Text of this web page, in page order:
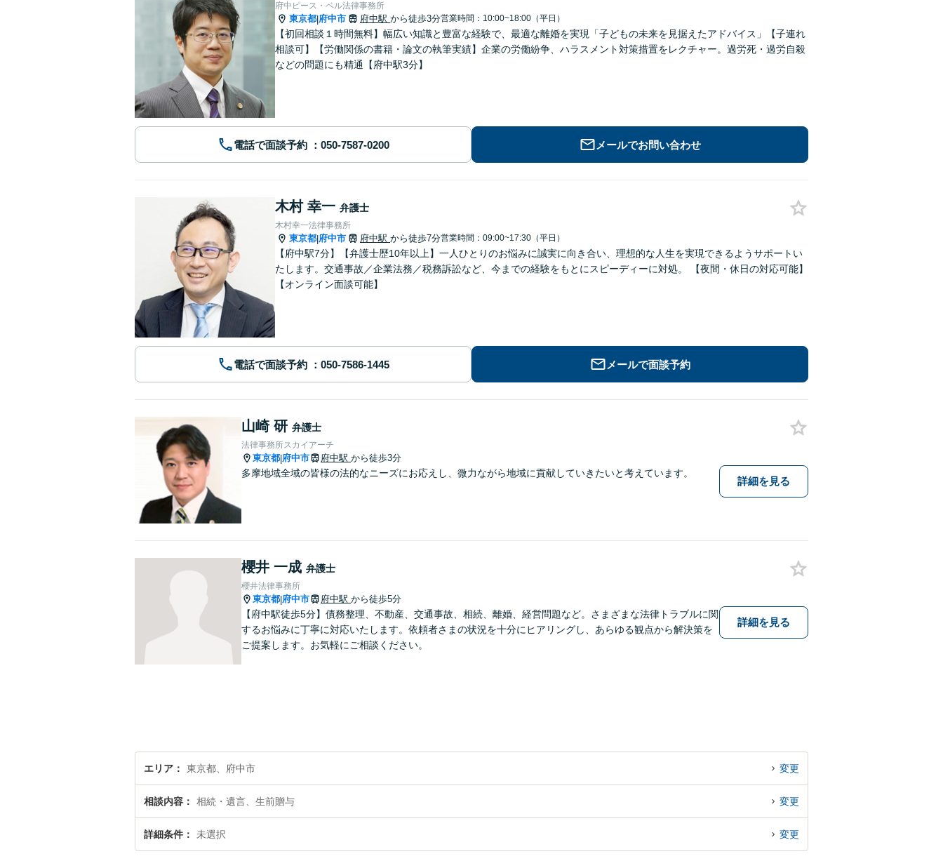
府中ピース・ベル法律事務所
東京都|府中市 府中駅 から徒歩3分営業時間：10:00~18:00（平日）
【初回相談１時間無料】幅広い知識と豊富な経験で、最適な離婚を実現「子どもの未来を見据えたアドバイス」【子連れ
相談可】【労働関係の書籍・論文の執筆実績】企業の労働紛争、ハラスメント対策措置をレクチャー。過労死・過労自殺
などの問題にも精通【府中駅3分】
電話で面談予約 メールでお問い合わせ
木村 幸一 弁護士
木村幸一法律事務所
東京都|府中市 府中駅 から徒歩7分営業時間：09:00~17:30（平日）
【府中駅7分】【弁護士歴10年以上】一人ひとりのお悩みに誠実に向き合い、理想的な人生を実現できるようサポートい
たします。交通事故／企業法務／税務訴訟など、今までの経験をもとにスピーディーに対処。 【夜間・休日の対応可能】
【オンライン面談可能】
電話で面談予約 メールで面談予約
山崎 研 弁護士
法律事務所スカイアーチ
東京都|府中市 府中駅 から徒歩3分
多摩地域全域の皆様の法的なニーズにお応えし、微力ながら地域に貢献していきたいと考えています。
詳細を見る
櫻井 一成 弁護士
櫻井法律事務所
東京都|府中市 府中駅 から徒歩5分
【府中駅徒歩5分】債務整理、不動産、交通事故、相続、離婚、経営問題など。さまざまな法律トラブルに関
するお悩みに丁寧に対応いたします。依頼者さまの状況を十分にヒアリングし、あらゆる観点から解決策を
ご提案します。お気軽にご相談ください。
詳細を見る
エリア 東京都、府中市 変更
相談内容 相続・遺言、生前贈与 変更
詳細条件 未選択 変更